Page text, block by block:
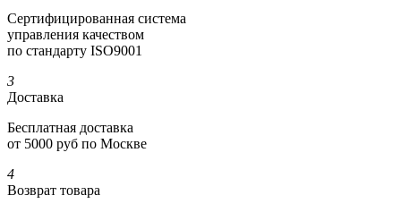
Сертифициро­ванная система
управления качеством
по стандарту ISO9001
3
Доставка
Бесплатная доставка
от 5000 руб по Москве
4
Возврат товара